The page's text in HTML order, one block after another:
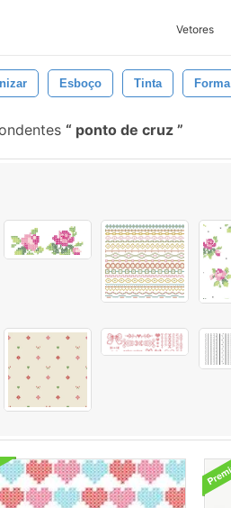
Vetores
Esboço Tinta Forma
ponto de cruz